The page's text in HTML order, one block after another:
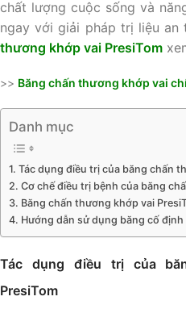
chất lượng cuộc sống và
ngay với giải pháp trị liệu an
thương khớp vai PresiTom
>> Băng chấn thương khớp vai
Danh mục
Tác dụng điều trị của băng chấn
Cơ chế điều trị bệnh của băng
Băng chấn thương khớp vai
Hướng dẫn sử dụng băng cố định
Tác dụng điều trị của
PresiTom